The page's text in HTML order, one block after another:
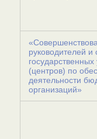
руководителей и
(центров) по
деятельности
организаций»